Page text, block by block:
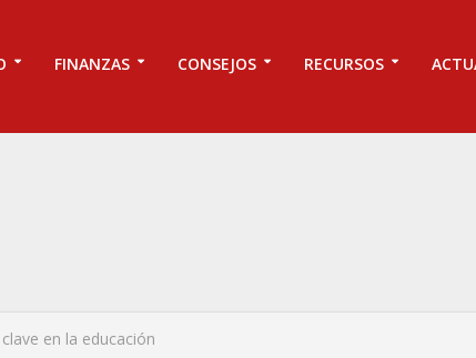
FINANZAS CONSEJOS RECURSOS
en la educación